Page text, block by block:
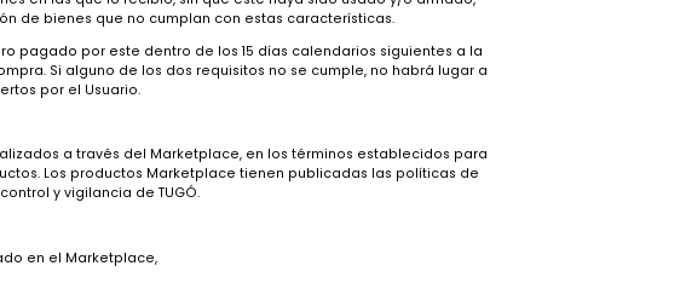
el pago del o los productos que vayan a adquirir.
47 de la Ley 1480 de 2011, se podrá ejercer el derecho de retracto por parte de
en que se entregó el producto mediante el envío de una comunicación al